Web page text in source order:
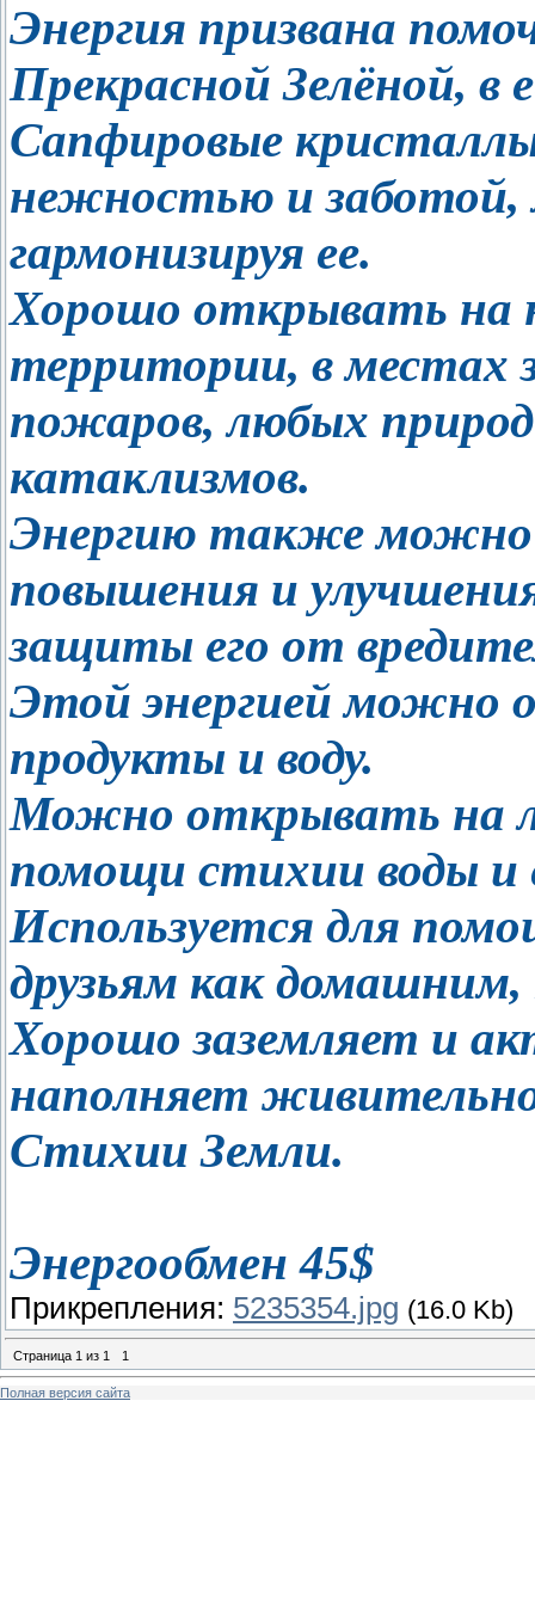
Энергия призвана
Прекрасной Зелёной, в
Сапфировые
нежностью и заботой,
гармонизируя ее.
Хорошо открывать на
территории, в местах
пожаров, любых
катаклизмов.
Энергию также можно
повышения и
защиты его от
Этой энергией можно
продукты и воду.
Можно открывать на
помощи стихии воды и
Используется для
друзьям как
Хорошо заземляет и
наполняет
Стихии Земли.
Энергообмен 45$
Прикрепления: 5235354.jpg (16.0 Kb)
Страница 1 из 1 1
Полная версия сайта